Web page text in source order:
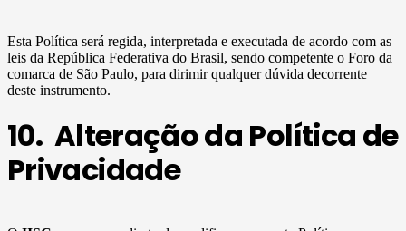
Esta Política será regida, interpretada e executada de acordo com as
leis da República Federativa do Brasil, sendo competente o Foro da
comarca de São Paulo, para dirimir qualquer dúvida decorrente
deste instrumento.
10. Alteração da Política de
Privacidade